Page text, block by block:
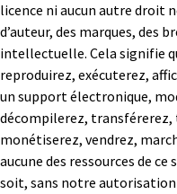
licence ni aucun autre droit
d’auteur, des marques, des
intellectuelle. Cela signifie
reproduirez, exécuterez,
un support électronique,
décompilerez,
monétiserez, vendrez,
aucune des ressources de
soit, sans notre